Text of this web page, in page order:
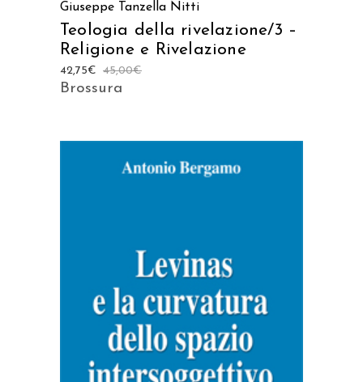
Giuseppe Tanzella Nitti
Teologia della rivelazione/3 –
Religione e Rivelazione
45,00€
42,75€
Brossura
AGGIUNGI AL CARRELLO